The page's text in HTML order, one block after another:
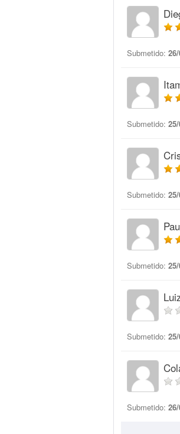
Submetido:
Submetido:
Submetido:
Submetido:
Submetido:
Submetido: